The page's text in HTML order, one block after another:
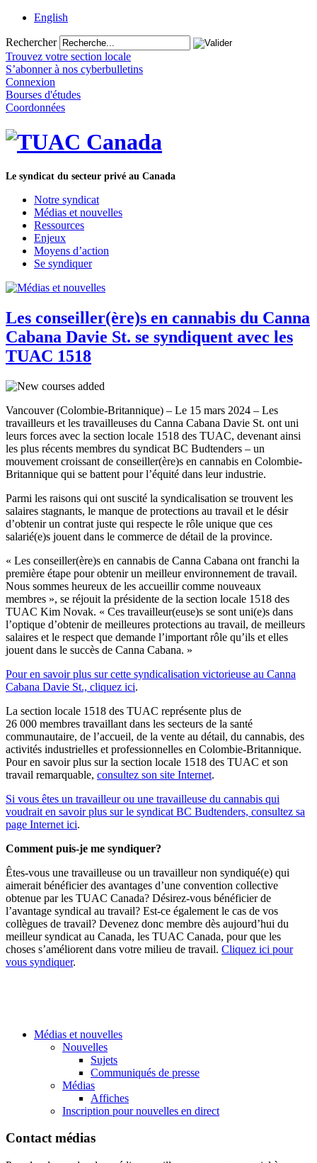
English
Rechercher
Trouvez votre section locale
S’abonner à nos cyberbulletins
Connexion
Bourses d'études
Coordonnées
Le syndicat du secteur privé au Canada
Notre syndicat
Médias et nouvelles
Ressources
Enjeux
Moyens d’action
Se syndiquer
Les conseiller(ère)s en cannabis du Canna
Cabana Davie St. se syndiquent avec les
TUAC 1518
Vancouver (Colombie-Britannique) – Le 15 mars 2024 – Les
travailleurs et les travailleuses du Canna Cabana Davie St. ont uni
leurs forces avec la section locale 1518 des TUAC, devenant ainsi
les plus récents membres du syndicat BC Budtenders – un
mouvement croissant de conseiller(ère)s en cannabis en Colombie-
Britannique qui se battent pour l’équité dans leur industrie.
Parmi les raisons qui ont suscité la syndicalisation se trouvent les
salaires stagnants, le manque de protections au travail et le désir
d’obtenir un contrat juste qui respecte le rôle unique que ces
salarié(e)s jouent dans le commerce de détail de la province.
« Les conseiller(ère)s en cannabis de Canna Cabana ont franchi la
première étape pour obtenir un meilleur environnement de travail.
Nous sommes heureux de les accueillir comme nouveaux
membres », se réjouit la présidente de la section locale 1518 des
TUAC Kim Novak. « Ces travailleur(euse)s se sont uni(e)s dans
l’optique d’obtenir de meilleures protections au travail, de meilleurs
salaires et le respect que demande l’important rôle qu’ils et elles
jouent dans le succès de Canna Cabana. »
Pour en savoir plus sur cette syndicalisation victorieuse au Canna
Cabana Davie St., cliquez ici.
La section locale 1518 des TUAC représente plus de
26 000 membres travaillant dans les secteurs de la santé
communautaire, de l’accueil, de la vente au détail, du cannabis, des
activités industrielles et professionnelles en Colombie-Britannique.
Pour en savoir plus sur la section locale 1518 des TUAC et son
travail remarquable, consultez son site Internet.
Si vous êtes un travailleur ou une travailleuse du cannabis qui
voudrait en savoir plus sur le syndicat BC Budtenders, consultez sa
page Internet ici.
Comment puis-je me syndiquer?
Êtes-vous une travailleuse ou un travailleur non syndiqué(e) qui
aimerait bénéficier des avantages d’une convention collective
obtenue par les TUAC Canada? Désirez-vous bénéficier de
l’avantage syndical au travail? Est-ce également le cas de vos
collègues de travail? Devenez donc membre dès aujourd’hui du
meilleur syndicat au Canada, les TUAC Canada, pour que les
choses s’améliorent dans votre milieu de travail. Cliquez ici pour
vous syndiquer.
Médias et nouvelles
Nouvelles
Sujets
Communiqués de presse
Médias
Affiches
Inscription pour nouvelles en direct
Contact médias